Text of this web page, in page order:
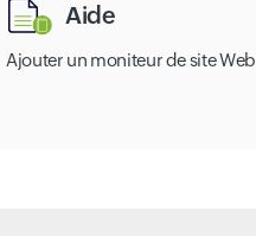
Aide
Ajouter un moniteur de site Web